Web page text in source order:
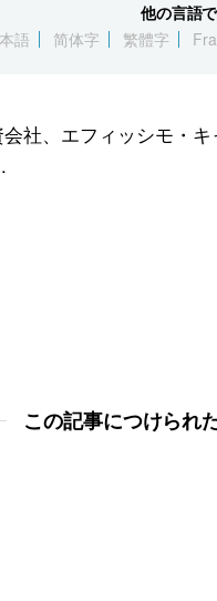
他の言語
語 简体字 繁體字
社、エフィッシモ・
この記事につけられ